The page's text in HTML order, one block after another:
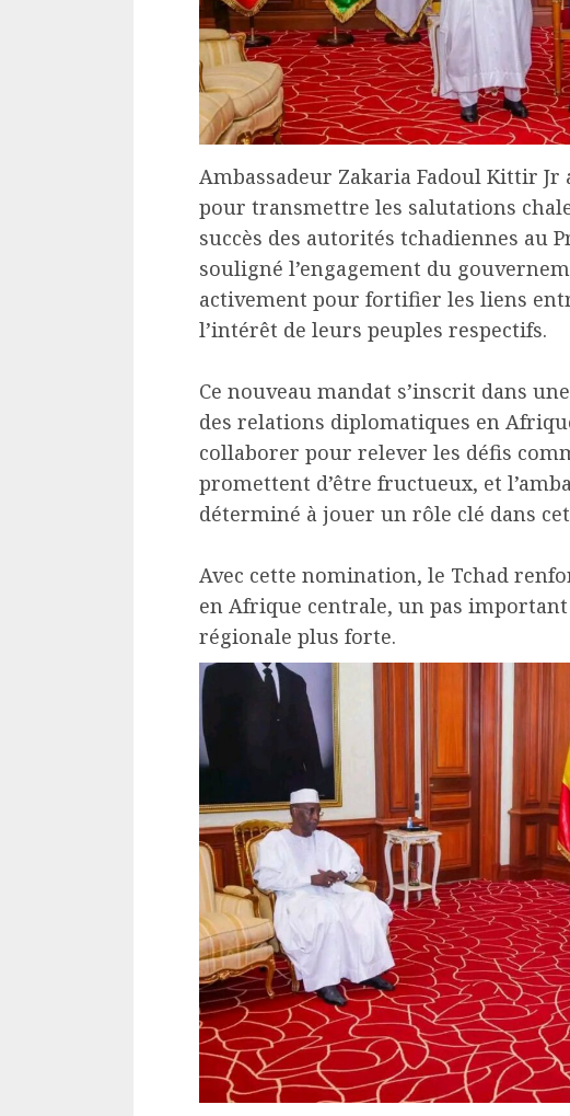
Ambassadeur Zakaria Fadoul Kittir Jr
pour transmettre les salutations
succès des autorités tchadiennes au
souligné l’engagement du
activement pour fortifier les liens
l’intérêt de leurs peuples respectifs.
Ce nouveau mandat s’inscrit dans
des relations diplomatiques en
collaborer pour relever les défis
promettent d’être fructueux, et
déterminé à jouer un rôle clé dans
Avec cette nomination, le Tchad
en Afrique centrale, un pas
régionale plus forte.